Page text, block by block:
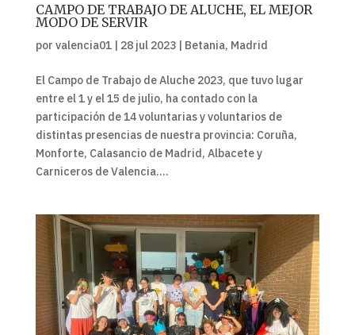
CAMPO DE TRABAJO DE ALUCHE, EL MEJOR
MODO DE SERVIR
por valencia01| 28 jul 2023| Betania, Madrid
El Campo de Trabajo de Aluche 2023, que tuvo lugar
entre el 1 y el 15 de julio, ha contado con la
participación de 14 voluntarias y voluntarios de
distintas presencias de nuestra provincia: Coruña,
Monforte, Calasancio de Madrid, Albacete y
Carniceros de Valencia....